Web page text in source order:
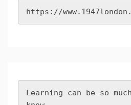
https://
Learning can be so